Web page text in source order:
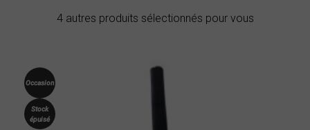
4 autres produits sélectionnés pour vous
Occasion
Stock
épuisé